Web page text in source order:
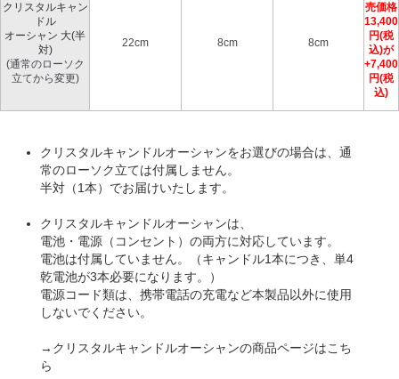
クリスタルキャン
ドル
オーシャン 大(半
対)
(通常のローソク
立てから変更)
22cm 8cm 8cm
売価格
13,400
円(税
込)が
+7,400
円(税
込)
クリスタルキャンドルオーシャンをお選びの場合は、通
常のローソク立ては付属しません。
半対（1本）でお届けいたします。
クリスタルキャンドルオーシャンは、
電池・電源（コンセント）の両方に対応しています。
電池は付属していません。（キャンドル1本につき、単4
乾電池が3本必要になります。）
電源コード類は、携帯電話の充電など本製品以外に使用
しないでください。
→クリスタルキャンドルオーシャンの商品ページはこち
ら